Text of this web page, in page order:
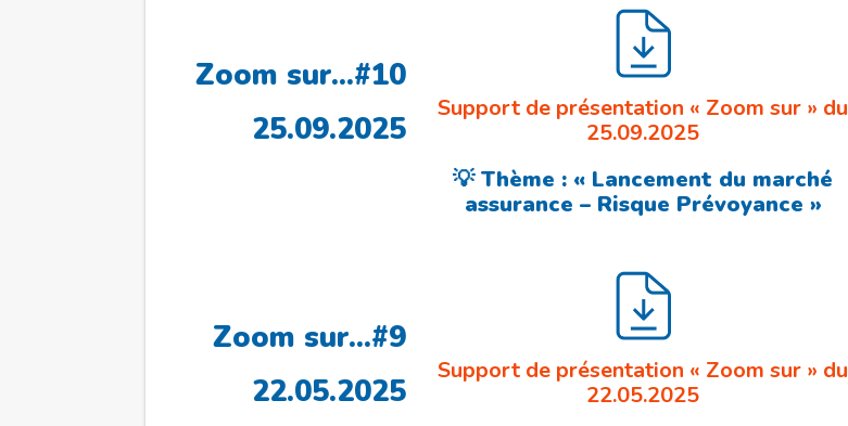
Zoom sur…#10
25.09.2025
Support de présentation « Zoom sur » du
25.09.2025
💡 Thème : « Lancement du marché
assurance – Risque Prévoyance »
Zoom sur…#9
22.05.2025
Support de présentation « Zoom sur » du
22.05.2025